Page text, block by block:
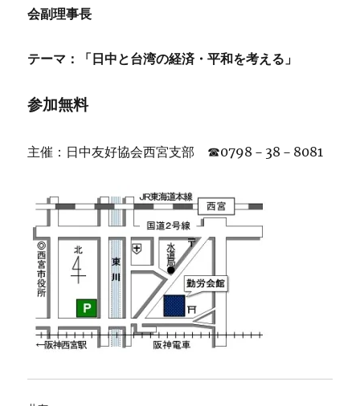
会副理事長
テーマ：「日中と台湾の経済・平和を考える」
参加無料
主催：日中友好協会西宮支部 ☎0798－38－8081